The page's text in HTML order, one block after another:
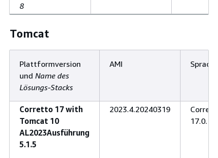
8
Tomcat
Plattformversion
und Name des
Lösungs-Stacks
AMI
Corretto 17 with
Tomcat 10
AL2023Ausführung
5.1.5
2023.4.20240319